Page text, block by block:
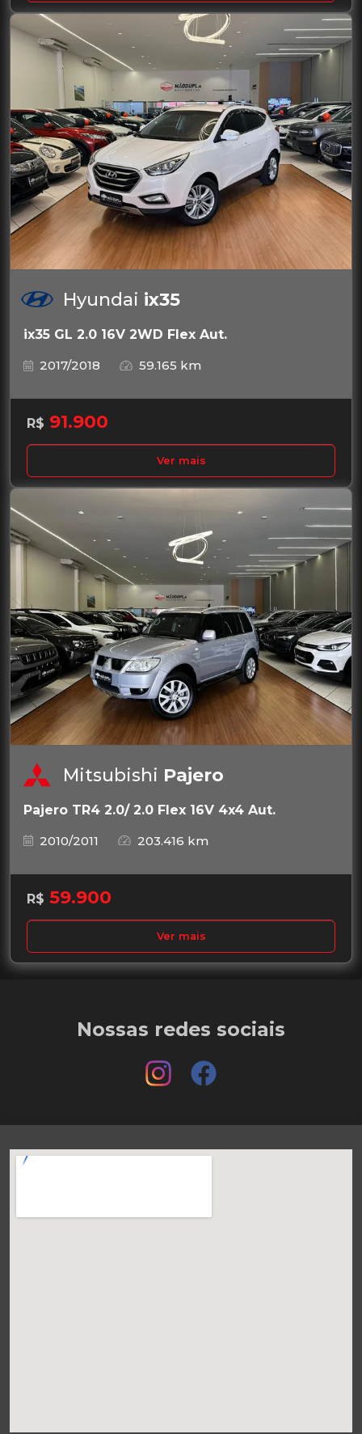
Hyundai ix35
ix35 GL 2.0 16V 2WD Flex Aut.
2017/2018
59.165 km
R$ 91.900
Ver mais
Mitsubishi Pajero
Pajero TR4 2.0/ 2.0 Flex 16V 4x4 Aut.
2010/2011
203.416 km
R$ 59.900
Ver mais
Nossas redes sociais